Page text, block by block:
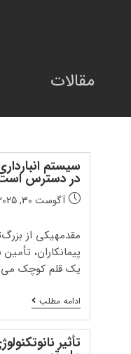
مقالات
سیستم
در دسترس
تاریخ
پست:
آگوست 30, 2025
مقدمهیکی از
پیمانکاران،
یک قلم کوچک
ادامه مطلبسیستم
انبارداری
هوشمند
مای‌تور؛
چگونه تأثیر